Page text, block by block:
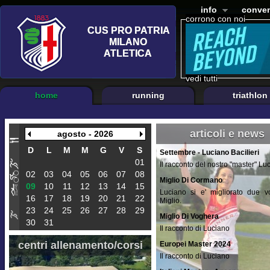
corrono con noi
vedi tutti
info
home running triathlon
agosto - 2026
D
L M M G V
S
01
02
03 04 05 06 07
08
09
10 11 12 13 14
15
16
17 18 19 20 21
22
23
24 25 26 27 28
29
30
31
articoli e news
Settembre - Luciano Bacilieri
Il racconto del nostro "master"
Miglio Di Cormano
Luciano si e' migliorato due
Miglio.
Miglio Di Voghera
Il racconto di Luciano
Europei Master 2024
Il racconto di Luciano
centri allenamento/corsi